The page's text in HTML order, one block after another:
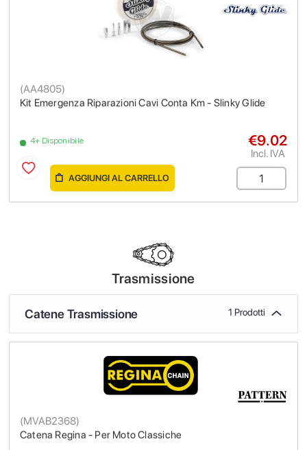
Kit Emergenza Riparazioni Cavi Conta Km - Slinky Glide
(AA4805)
4+ Disponibile €9.02
Incl. IVA
AGGIUNGI AL CARRELLO
Trasmissione
Catene Trasmissione 1 Prodotti
Catena Regina - Per Moto Classiche
(MVAB2368)